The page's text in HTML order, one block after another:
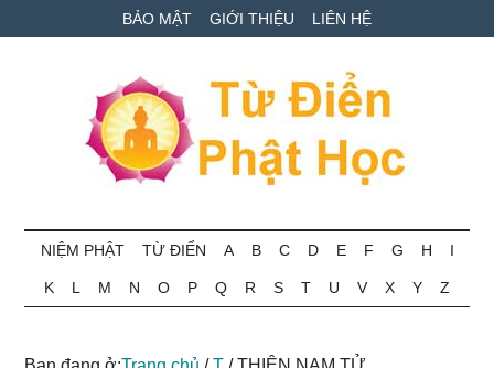
to
to
qua
BẢO MẬT GIỚI THIỆU LIÊN HỆ
Từ
điển
Phật
ngữ
NIỆM PHẬT TỪ ĐIỂN A B C D E F G H I
K L M N O P Q R S T U V X Y Z